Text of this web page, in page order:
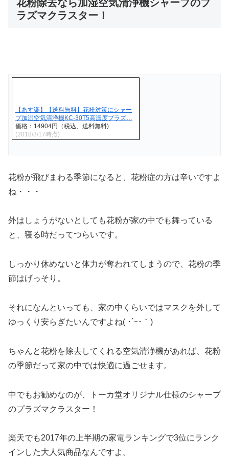
花粉除去なら加湿空気清浄機シャープのプ
ラズマクラスター！
【あす楽】【送料無料】花粉対策にシャー
プ加湿空気清浄機KC-30T5高濃度プラズ…
価格：14904円（税込、送料無料)
(2018/3/17時点)
花粉が飛びまわる季節になると、花粉症の方は辛いですよ
ね・・・
外はしょうがないとしても花粉が家の中でも舞っている
と、寝る時だってつらいです。
しっかり休めないと体力が奪われてしまうので、花粉の季
節はげっそり。
それになんといっても、家の中くらいではマスクを外して
ゆっくり安らぎたいんですよね( ･´ｰ･｀)
ちゃんと花粉を除去してくれる空気清浄機があれば、花粉
の季節だって家の中では快適に過ごせます。
中でもお勧めなのが、トーカ堂オリジナル仕様のシャープ
のプラズマクラスター！
楽天でも2017年の上半期の家電ランキングで3位にランク
インした大人気商品なんですよ。